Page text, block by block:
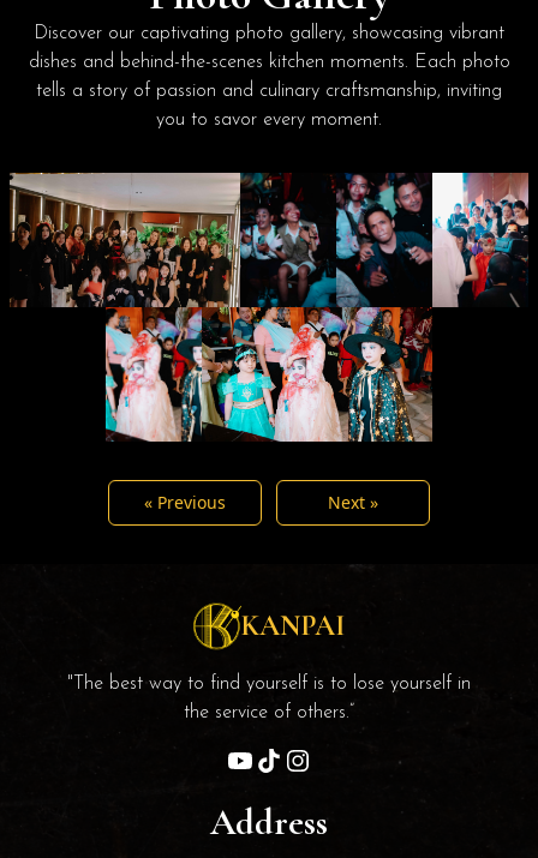
Discover our captivating photo gallery, showcasing vibrant
dishes and behind-the-scenes kitchen moments. Each photo
tells a story of passion and culinary craftsmanship, inviting
you to savor every moment.
« Previous Next »
KANPAI
"The best way to find yourself is to lose yourself in
the service of others.”
Address